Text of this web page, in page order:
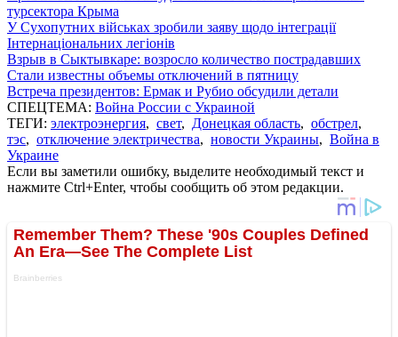
турсектора Крыма
У Сухопутних військах зробили заяву щодо інтеграції
Інтернаціональних легіонів
Взрыв в Сыктывкаре: возросло количество пострадавших
Стали известны объемы отключений в пятницу
Встреча президентов: Ермак и Рубио обсудили детали
СПЕЦТЕМА: Война России с Украиной
ТЕГИ: электроэнергия, свет, Донецкая область, обстрел,
тэс, отключение электричества, новости Украины, Война в
Украине
Если вы заметили ошибку, выделите необходимый текст и
нажмите Ctrl+Enter, чтобы сообщить об этом редакции.